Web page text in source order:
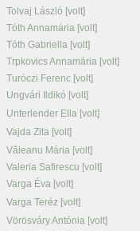
Tolvaj László [volt]
Tóth Annamária [volt]
Tóth Gabriella [volt]
Trpkovics Annamária [volt]
Turóczi Ferenc [volt]
Ungvári Ildikó [volt]
Unterlender Ella [volt]
Vajda Zita [volt]
Văleanu Mária [volt]
Valeria Safirescu [volt]
Varga Éva [volt]
Varga Teréz [volt]
Vörösváry Antónia [volt]